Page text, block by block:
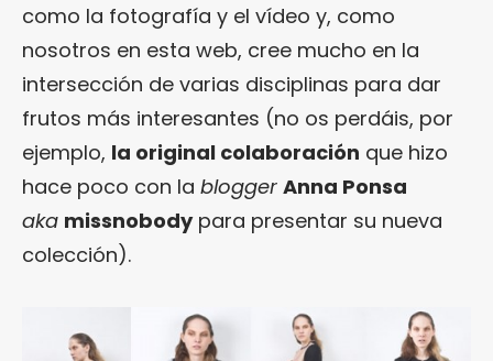
como la fotografía y el vídeo y, como
nosotros en esta web, cree mucho en la
intersección de varias disciplinas para dar
frutos más interesantes (no os perdáis, por
ejemplo, la original colaboración que hizo
hace poco con la blogger Anna Ponsa
aka missnobodypara presentar su nueva
colección).